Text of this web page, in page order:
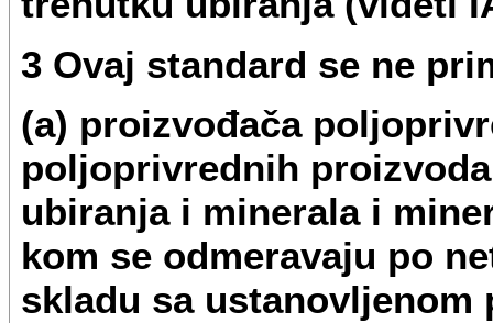
3 Ovaj standard se ne
(a) proizvođača
poljoprivrednih
ubiranja i minerala i
kom se odmeravaju po
skladu sa